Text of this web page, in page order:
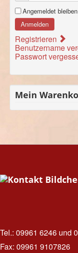
Angemeldet bleiben
Anmelden
Registrieren
Benutzername
Passwort
Mein
Tel.: 09961 6246 und
Fax: 09961 9107826